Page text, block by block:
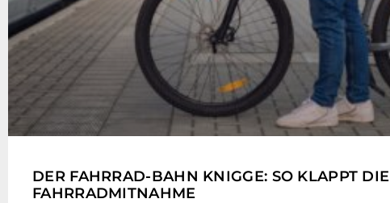
DER FAHRRAD-BAHN KNIGGE: SO KLAPPT DIE
FAHRRADMITNAHME